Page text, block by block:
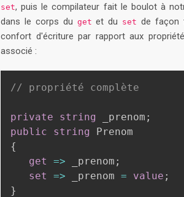
set, puis le compilateur fait le boulot à
dans le corps du get et du set de façon
confort d'écriture par rapport aux
associé :
// propriété complète
private string _prenom ;
public
string
{
get
=> _prenom ;
set
=> _prenom = value ;
}